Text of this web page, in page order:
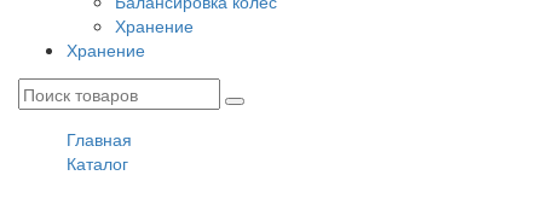
Хранение
Хранение
Главная
Каталог